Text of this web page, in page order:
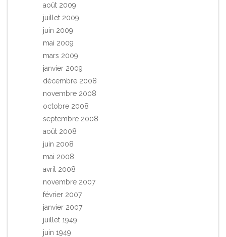
août 2009
juillet 2009
juin 2009
mai 2009
mars 2009
janvier 2009
décembre 2008
novembre 2008
octobre 2008
septembre 2008
août 2008
juin 2008
mai 2008
avril 2008
novembre 2007
février 2007
janvier 2007
juillet 1949
juin 1949